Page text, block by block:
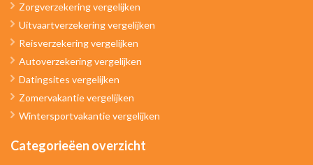
Zorgverzekering vergelijken
Uitvaartverzekering vergelijken
Reisverzekering vergelijken
Autoverzekering vergelijken
Datingsites vergelijken
Zomervakantie vergelijken
Wintersportvakantie vergelijken
Categorieëen overzicht